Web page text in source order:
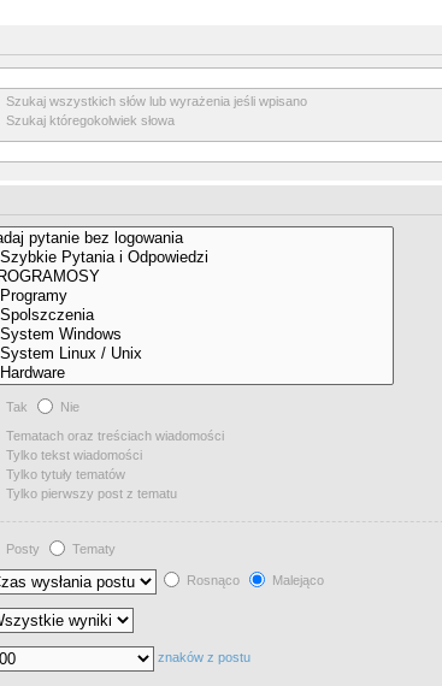
Szukaj wszystkich słów lub wyrażenia jeśli wpisano
Szukaj któregokolwiek słowa
Tak
Nie
Tematach oraz treściach wiadomości
Tylko tekst wiadomości
Tylko tytuły tematów
Tylko pierwszy post z tematu
Posty
Tematy
Rosnąco Malejąco
znaków z postu